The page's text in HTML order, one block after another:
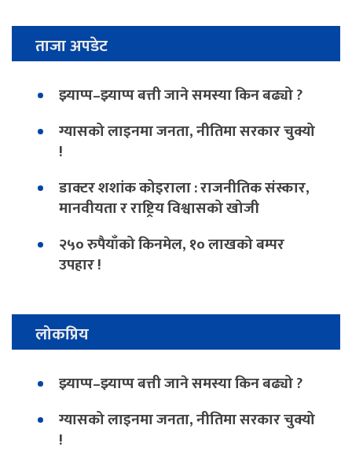
ताजा अपडेट
झ्याप्प–झ्याप्प बत्ती जाने समस्या किन बढ्यो ?
ग्यासको लाइनमा जनता, नीतिमा सरकार चुक्यो
!
डाक्टर शशांक कोइराला : राजनीतिक संस्कार,
मानवीयता र राष्ट्रिय विश्वासको खोजी
२५० रुपैयाँको किनमेल, १० लाखको बम्पर
उपहार !
लोकप्रिय
झ्याप्प–झ्याप्प बत्ती जाने समस्या किन बढ्यो ?
ग्यासको लाइनमा जनता, नीतिमा सरकार चुक्यो
!